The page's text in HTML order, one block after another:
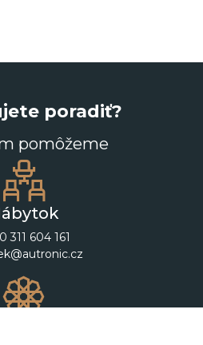
poradiť?
pomôžeme
311 604 161